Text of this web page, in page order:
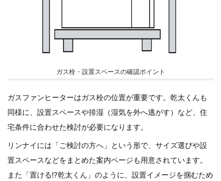
ガス栓・設置スペースの確認ポイント
ガスファンヒーターはガス栓の位置が重要です。乾太くんも
同様に、設置スペースや排湿（湿気を外へ逃がす）など、住
宅条件に合わせた検討が必要になります。
リンナイには「ご検討の方へ」という形で、サイズ選びや設
置スペースなどをまとめた案内ページも用意されています。
また「置ける!?乾太くん」のように、設置イメージを掴むため